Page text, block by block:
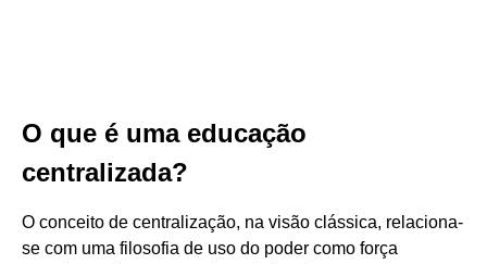
O que é uma educação
centralizada?
O conceito de centralização, na visão clássica, relaciona-
se com uma filosofia de uso do poder como força